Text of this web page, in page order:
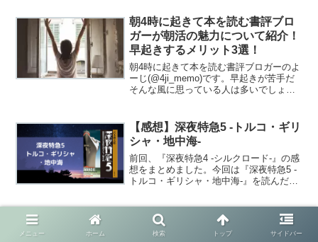
でもらうことができるのか？どうすれば
リピータが増...
朝4時に起きて本を読む書評ブロ
ガーが朝活の魅力について紹介！
早起きするメリット3選！
朝4時に起きて本を読む書評ブロガーのよ
ーじ(@4ji_memo)です。早起きが苦手だ
そんな風に思っている人は多いでしょ
に起きる生活を半年以上続けています。
「朝4時に起...
【感想】深夜特急5 -トルコ・ギリ
シャ・地中海-
前回、『深夜特急4 -シルクロード-』の感
想をまとめました。今回は『深夜特急5 -
トルコ・ギリシャ・地中海-』を読んだの
急 ５ 新版/新潮社/沢木耕太郎posted with
カエレバ楽天市場Amazon...
読書をしても結果が出ない人に読
んでほしい本【書評】樺沢紫苑
メニュー ホーム 検索 トップ サイドバー